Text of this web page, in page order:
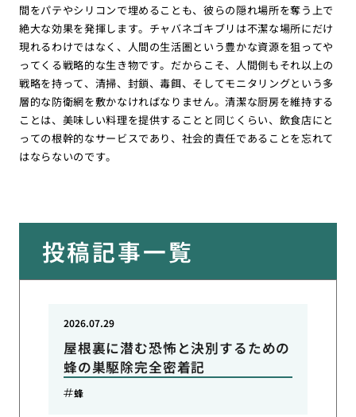
間をパテやシリコンで埋めることも、彼らの隠れ場所を奪う上で
絶大な効果を発揮します。チャバネゴキブリは不潔な場所にだけ
現れるわけではなく、人間の生活圏という豊かな資源を狙ってや
ってくる戦略的な生き物です。だからこそ、人間側もそれ以上の
戦略を持って、清掃、封鎖、毒餌、そしてモニタリングという多
層的な防衛網を敷かなければなりません。清潔な厨房を維持する
ことは、美味しい料理を提供することと同じくらい、飲食店にと
っての根幹的なサービスであり、社会的責任であることを忘れて
はならないのです。
投稿記事一覧
屋根裏に潜む恐怖と決別するための
蜂の巣駆除完全密着記
2026.07.29
蜂